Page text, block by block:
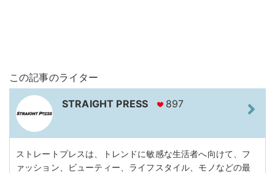
この記事のライター
STRAIGHT PRESS 897
ストレートプレスは、トレンドに敏感な生活者へ向けて、フ
ァッション、ビューティー、ライフスタイル、モノなどの最